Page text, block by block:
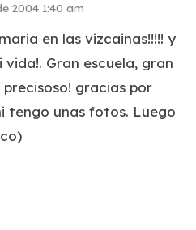
2004 1:40 am
en las vizcainas!!!!! y
Gran escuela, gran
gracias por
tengo unas fotos. Luego